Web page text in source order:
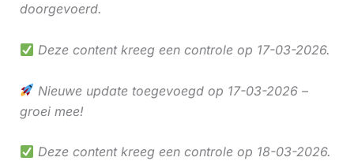
doorgevoerd.
Deze content kreeg een controle op 17-03-2026.
Nieuwe update toegevoegd op 17-03-2026 –
groei mee!
Deze content kreeg een controle op 18-03-2026.